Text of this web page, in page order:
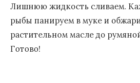
Лишнюю жидкость сливаем.
рыбы панируем в муке и
растительном масле до
Готово!